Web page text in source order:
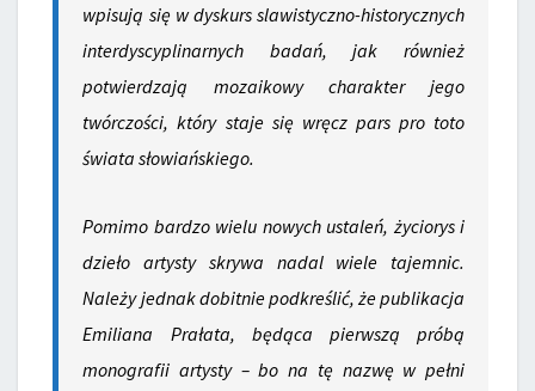
wpisują się w dyskurs slawistyczno-historycznych
interdyscyplinarnych badań, jak również
potwierdzają mozaikowy charakter jego
twórczości, który staje się wręcz pars pro toto
świata słowiańskiego.
Pomimo bardzo wielu nowych ustaleń, życiorys i
dzieło artysty skrywa nadal wiele tajemnic.
Należy jednak dobitnie podkreślić, że publikacja
Emiliana Prałata, będąca pierwszą próbą
monografii artysty – bo na tę nazwę w pełni